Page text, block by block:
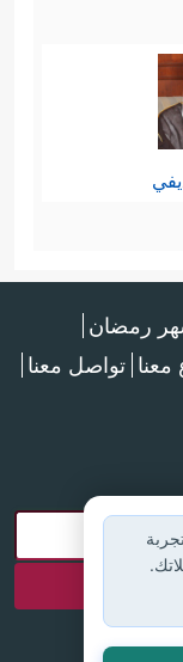
رمضان
تواصل معنا